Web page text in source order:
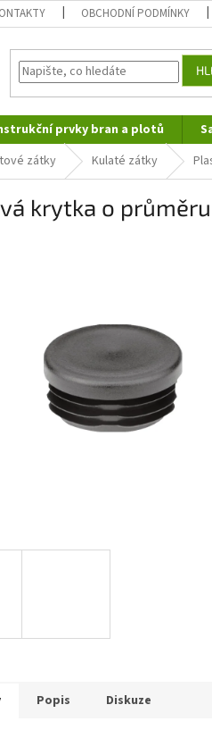
OBCHODNÍ PODMÍNKY
prvky bran a plotů
zátky Kulaté zátky
krytka o
Popis Diskuze